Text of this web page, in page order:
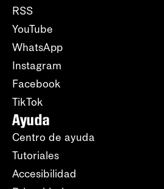
RSS
YouTube
WhatsApp
Instagram
Facebook
TikTok
Ayuda
Centro de ayuda
Tutoriales
Accesibilidad